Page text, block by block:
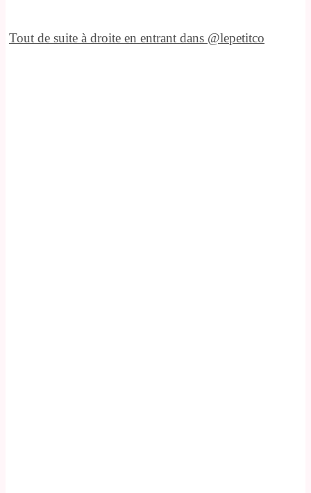
Tout de suite à droite en entrant dans @lepetitco